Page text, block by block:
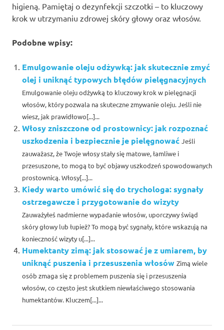
higieną. Pamiętaj o dezynfekcji szczotki – to kluczowy
krok w utrzymaniu zdrowej skóry głowy oraz włosów.
Podobne wpisy:
Emulgowanie oleju odżywką: jak skutecznie zmyć
olej i uniknąć typowych błędów pielęgnacyjnych
Emulgowanie oleju odżywką to kluczowy krok w pielęgnacji
włosów, który pozwala na skuteczne zmywanie oleju. Jeśli nie
wiesz, jak prawidłowo[...]...
Włosy zniszczone od prostownicy: jak rozpoznać
uszkodzenia i bezpiecznie je pielęgnować Jeśli
zauważasz, że Twoje włosy stały się matowe, łamliwe i
przesuszone, to mogą to być objawy uszkodzeń spowodowanych
prostownicą. Włosy[...]...
Kiedy warto umówić się do trychologa: sygnały
ostrzegawcze i przygotowanie do wizyty
Zauważyłeś nadmierne wypadanie włosów, uporczywy świąd
skóry głowy lub łupież? To mogą być sygnały, które wskazują na
konieczność wizyty u[...]...
Humektanty zimą: jak stosować je z umiarem, by
uniknąć puszenia i przesuszenia włosów Zimą wiele
osób zmaga się z problemem puszenia się i przesuszenia
włosów, co często jest skutkiem niewłaściwego stosowania
humektantów. Kluczem[...]...